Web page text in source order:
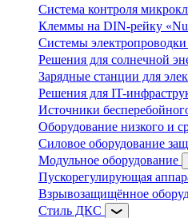
Система контроля
Клеммы на DIN-рейку
Системы
Решения для солнечной
Зарядные станции для
Решения для IT-
Источники
Оборудование низкого и
Силовое оборудование
Модульное оборудование
Пускорегулирующая
Взрывозащищённое
Стиль ДКС